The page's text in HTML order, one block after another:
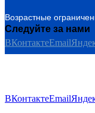
Возрастные
Следуйте за нами
ВКонтактеEmail
ВКонтактеEmail